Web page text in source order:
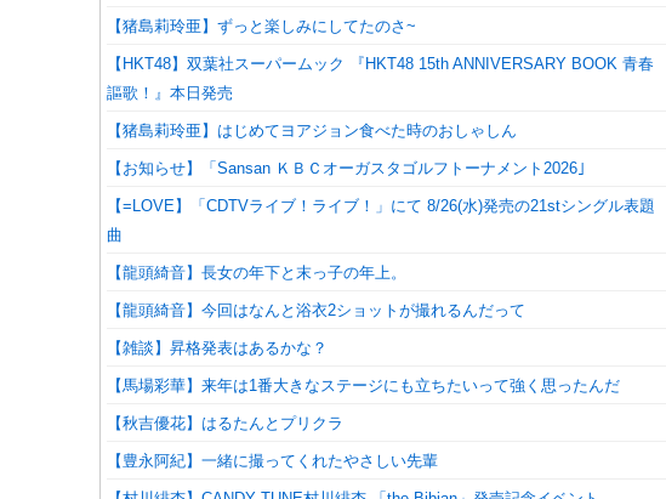
【猪島莉玲亜】ずっと楽しみにしてたのさ~
【HKT48】双葉社スーパームック 『HKT48 15th ANNIVERSARY BOOK 青春
謳歌！』本日発売
【猪島莉玲亜】はじめてヨアジョン食べた時のおしゃしん
【お知らせ】「Sansan ＫＢＣオーガスタゴルフトーナメント2026｣
【=LOVE】「CDTVライブ！ライブ！」にて 8/26(水)発売の21stシングル表題
曲
【龍頭綺音】長女の年下と末っ子の年上。
【龍頭綺音】今回はなんと浴衣2ショットが撮れるんだって
【雑談】昇格発表はあるかな？
【馬場彩華】来年は1番大きなステージにも立ちたいって強く思ったんだ
【秋吉優花】はるたんとプリクラ
【豊永阿紀】一緒に撮ってくれたやさしい先輩